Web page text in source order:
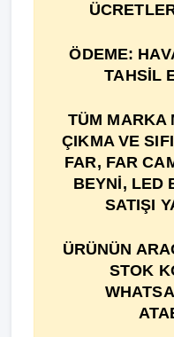
ÖDEME:
TAHSİL
TÜM MARKA
ÇIKMA VE
FAR, FAR
BEYNİ, LED
SATIŞI
ÜRÜNÜN
STOK